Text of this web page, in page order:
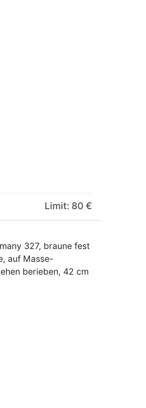
Limit: 80 €
327, braune fest
auf Masse-
berieben, 42 cm